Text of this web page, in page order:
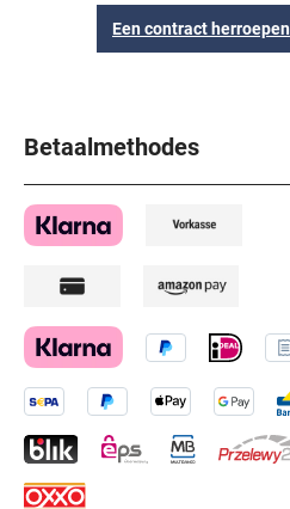
Een contract herroepen
Betaalmethodes